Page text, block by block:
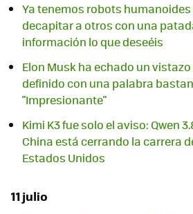
Ya tenemos robots
decapitar a otros con una
información lo que deseéis
Elon Musk ha echado un vistazo
definido con una palabra
"Impresionante"
Kimi K3 fue solo el aviso: Qwen
China está cerrando la carrera
Estados Unidos
11 julio